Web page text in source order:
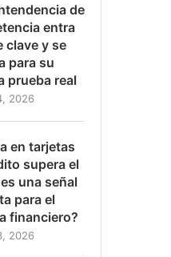
de
entra
clave y se
para su
prueba real
2026
en tarjetas
supera el
una señal
para el
financiero?
2026